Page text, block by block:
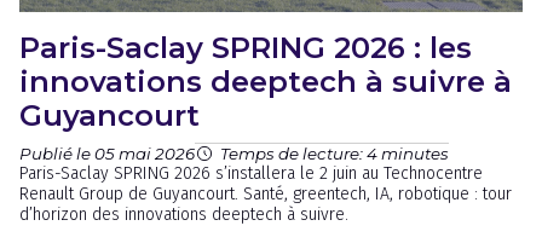
Paris-Saclay SPRING 2026 : les
innovations deeptech à suivre à
Guyancourt
Publié le 05 mai 2026 Temps de lecture: 4 minutes
Paris-Saclay SPRING 2026 s’installera le 2 juin au Technocentre
Renault Group de Guyancourt. Santé, greentech, IA, robotique : tour
d’horizon des innovations deeptech à suivre.